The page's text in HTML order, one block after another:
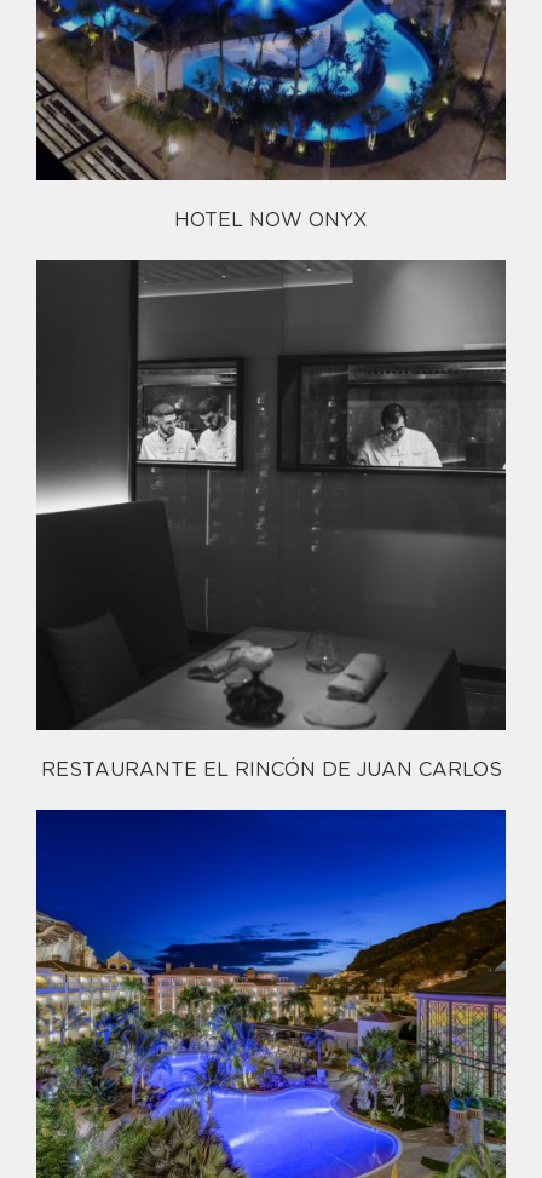
HOTEL NOW ONYX
RESTAURANTE EL RINCÓN DE JUAN CARLOS